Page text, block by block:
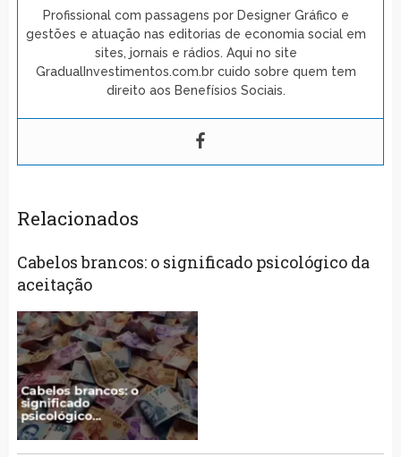
Profissional com passagens por Designer Gráfico e
gestões e atuação nas editorias de economia social em
sites, jornais e rádios. Aqui no site
GradualInvestimentos.com.br cuido sobre quem tem
direito aos Benefísios Sociais.
Relacionados
Cabelos brancos: o significado psicológico da
aceitação